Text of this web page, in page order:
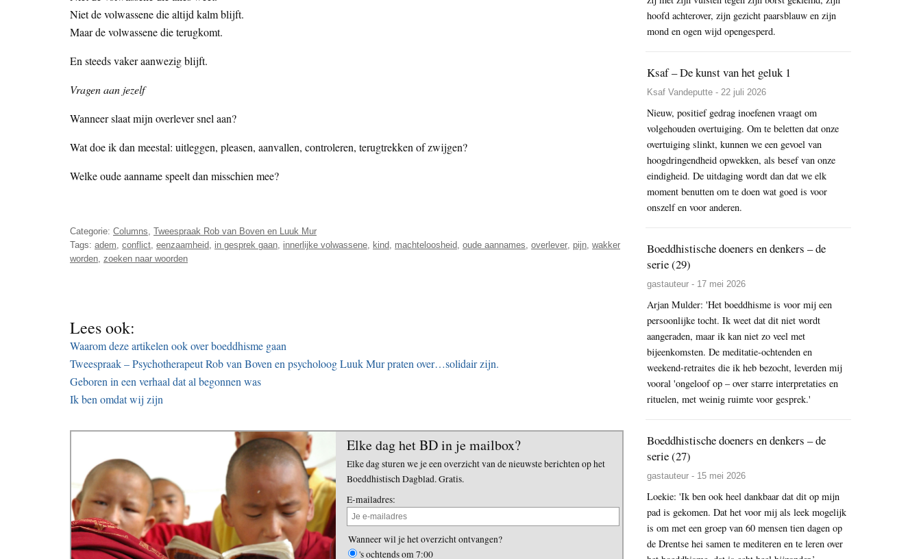
Niet de volwassene die altijd kalm blijft.
Maar de volwassene die terugkomt.
En steeds vaker aanwezig blijft.
Vragen aan jezelf
Wanneer slaat mijn overlever snel aan?
Wat doe ik dan meestal: uitleggen, pleasen, aanvallen, controleren, terugtrekken of zwijgen?
Welke oude aanname speelt dan misschien mee?
Categorie: Columns, Tweespraak Rob van Boven en Luuk Mur
Tags: adem, conflict, eenzaamheid, in gesprek gaan, innerlijke volwassene, kind, machteloosheid, oude aannames, overlever, pijn, wakker
worden, zoeken naar woorden
Lees ook:
Waarom deze artikelen ook over boeddhisme gaan
Tweespraak – Psychotherapeut Rob van Boven en psycholoog Luuk Mur praten over…solidair zijn.
Geboren in een verhaal dat al begonnen was
Ik ben omdat wij zijn
Elke dag het BD in je mailbox?
Elke dag sturen we je een overzicht van de nieuwste berichten op het
Boeddhistisch Dagblad. Gratis.
E-mailadres:
Wanneer wil je het overzicht ontvangen?
's ochtends om 7:00
hoofd achterover, zijn gezicht paarsblauw en zijn
mond en ogen wijd opengesperd.
Ksaf – De kunst van het geluk 1
Ksaf Vandeputte - 22 juli 2026
Nieuw, positief gedrag inoefenen vraagt om
volgehouden overtuiging. Om te beletten dat onze
overtuiging slinkt, kunnen we een gevoel van
hoogdringendheid opwekken, als besef van onze
eindigheid. De uitdaging wordt dan dat we elk
moment benutten om te doen wat goed is voor
onszelf en voor anderen.
Boeddhistische doeners en denkers – de
serie (29)
gastauteur - 17 mei 2026
Arjan Mulder: 'Het boeddhisme is voor mij een
persoonlijke tocht. Ik weet dat dit niet wordt
aangeraden, maar ik kan niet zo veel met
bijeenkomsten. De meditatie-ochtenden en
weekend-retraites die ik heb bezocht, leverden mij
vooral 'ongeloof op – over starre interpretaties en
rituelen, met weinig ruimte voor gesprek.'
Boeddhistische doeners en denkers – de
serie (27)
gastauteur - 15 mei 2026
Loekie: 'Ik ben ook heel dankbaar dat dit op mijn
pad is gekomen. Dat het voor mij als leek mogelijk
is om met een groep van 60 mensen tien dagen op
de Drentse hei samen te mediteren en te leren over